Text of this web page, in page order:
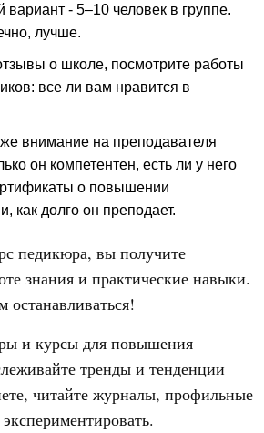
- 5–10 человек в группе.
лучше.
о школе, посмотрите работы
все ли вам нравится в
внимание на преподавателя
он компетентен, есть ли у него
о повышении
как долго он преподает.
педикюра, вы получите
знания и практические навыки.
останавливаться!
и курсы для повышения
тренды и тенденции
читайте журналы, профильные